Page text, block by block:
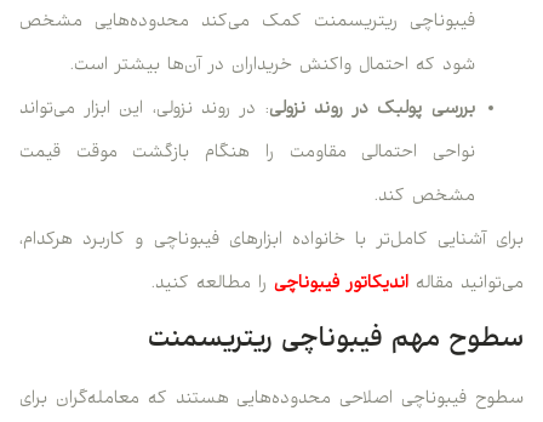
فیبوناچی ریتریسمنت کمک می‌کند محدوده‌هایی مشخص
شود که احتمال واکنش خریداران در آن‌ها بیشتر است.
بررسی پولبک در روند نزولی: در روند نزولی، این ابزار می‌تواند
نواحی احتمالی مقاومت را هنگام بازگشت موقت قیمت
مشخص کند.
برای آشنایی کامل‌تر با خانواده ابزارهای فیبوناچی و کاربرد هرکدام،
می‌توانید مقاله اندیکاتور فیبوناچی را مطالعه کنید.
سطوح مهم فیبوناچی ریتریسمنت
سطوح فیبوناچی اصلاحی محدوده‌هایی هستند که معامله‌گران برای